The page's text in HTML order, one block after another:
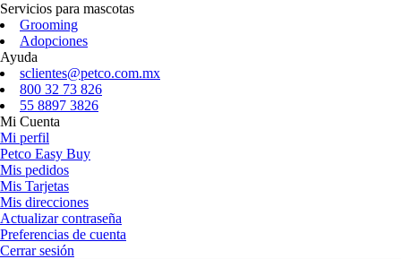
Servicios para mascotas
Grooming
Adopciones
Ayuda
sclientes@petco.com.mx
800 32 73 826
55 8897 3826
Mi Cuenta
Mi perfil
Petco Easy Buy
Mis pedidos
Mis Tarjetas
Mis direcciones
Actualizar contraseña
Preferencias de cuenta
Cerrar sesión